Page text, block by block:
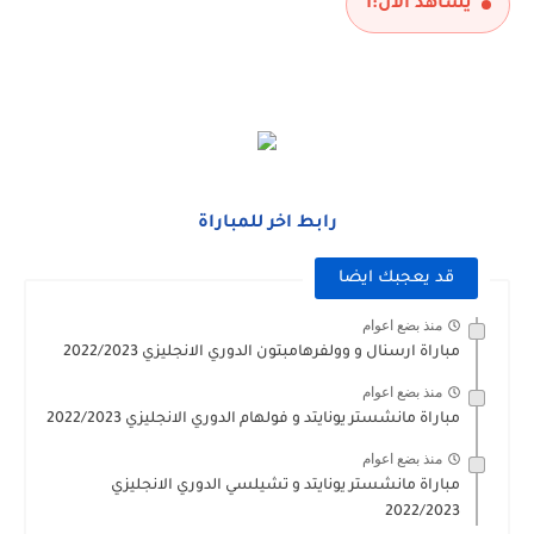
مباراة برشلونة و بيرمنغهام مباراة ودية 2026
يشاهد الآن:1
رابط اخر للمباراة
قد يعجبك ايضا
منذ بضع اعوام
مباراة ارسنال و وولفرهامبتون الدوري الانجليزي 2022/2023
منذ بضع اعوام
مباراة مانشستر يونايتد و فولهام الدوري الانجليزي 2022/2023
منذ بضع اعوام
مباراة مانشستر يونايتد و تشيلسي الدوري الانجليزي
2022/2023